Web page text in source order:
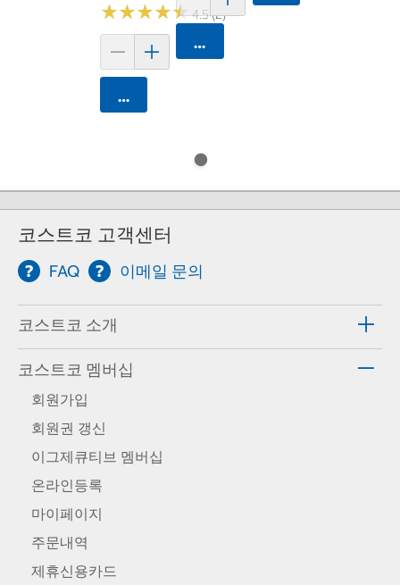
★★★★★
★★★★★4.5 (2)
카트에 담기
카트에 담기
코스트코 고객센터
FAQ 이메일 문의
코스트코 소개
코스트코 멤버십
회원가입
회원권 갱신
이그제큐티브 멤버십
온라인등록
마이페이지
주문내역
제휴신용카드